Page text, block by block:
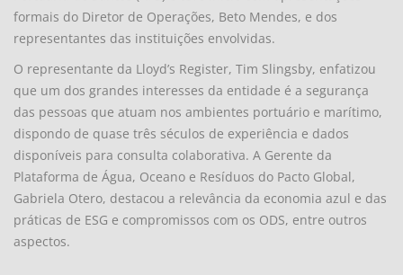
formais do Diretor de Operações, Beto Mendes, e dos
representantes das instituições envolvidas.
O representante da Lloyd’s Register, Tim Slingsby, enfatizou
que um dos grandes interesses da entidade é a segurança
das pessoas que atuam nos ambientes portuário e marítimo,
dispondo de quase três séculos de experiência e dados
disponíveis para consulta colaborativa. A Gerente da
Plataforma de Água, Oceano e Resíduos do Pacto Global,
Gabriela Otero, destacou a relevância da economia azul e das
práticas de ESG e compromissos com os ODS, entre outros
aspectos.